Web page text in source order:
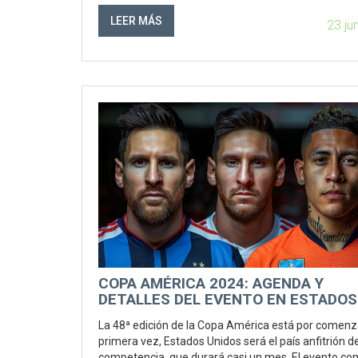
Jamaica.
LEER MÁS 23
COPA AMÉRICA 2024: AGENDA Y
DETALLES DEL EVENTO EN ESTADOS
La 48ª edición de la Copa América está por
primera vez, Estados Unidos será el país anfitrión